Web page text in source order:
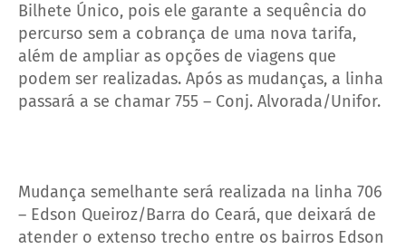
Bilhete Único, pois ele garante a sequência do
percurso sem a cobrança de uma nova tarifa,
além de ampliar as opções de viagens que
podem ser realizadas. Após as mudanças, a linha
passará a se chamar 755 – Conj. Alvorada/Unifor.
Mudança semelhante será realizada na linha 706
– Edson Queiroz/Barra do Ceará, que deixará de
atender o extenso trecho entre os bairros Edson